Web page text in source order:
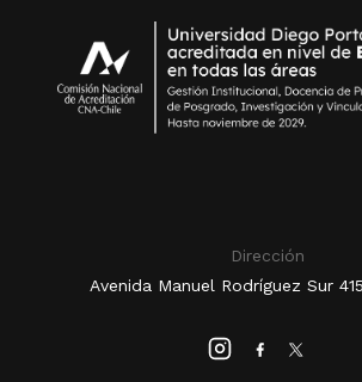
Dirección
Avenida Manuel Rodríguez Sur